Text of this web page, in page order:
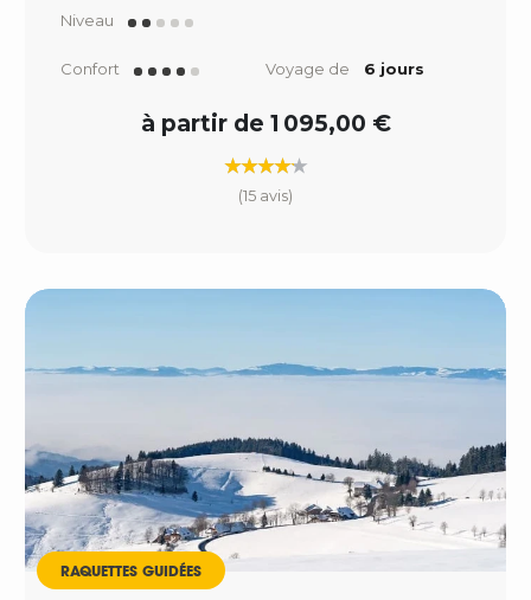
Niveau
Confort Voyage de 6 jours
à partir de 1 095,00 €
(15 avis)
RAQUETTES GUIDÉES